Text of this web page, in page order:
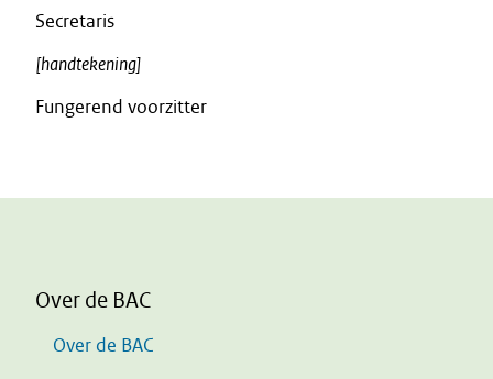
Secretaris
[handtekening]
Fungerend voorzitter
Over de BAC
Over de BAC